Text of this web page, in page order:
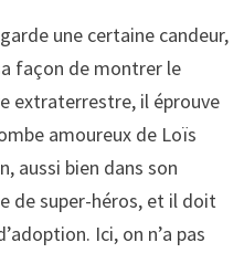
une certaine candeur,
façon de montrer le
extraterrestre, il éprouve
amoureux de Loïs
aussi bien dans son
de super-héros, et il doit
Ici, on n’a pas